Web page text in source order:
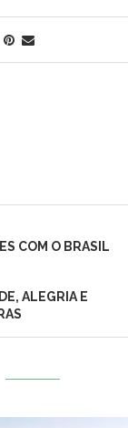
COM O BRASIL
ALEGRIA E